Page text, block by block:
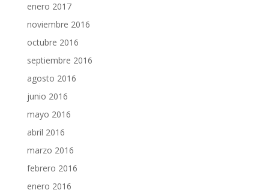
enero 2017
noviembre 2016
octubre 2016
septiembre 2016
agosto 2016
junio 2016
mayo 2016
abril 2016
marzo 2016
febrero 2016
enero 2016